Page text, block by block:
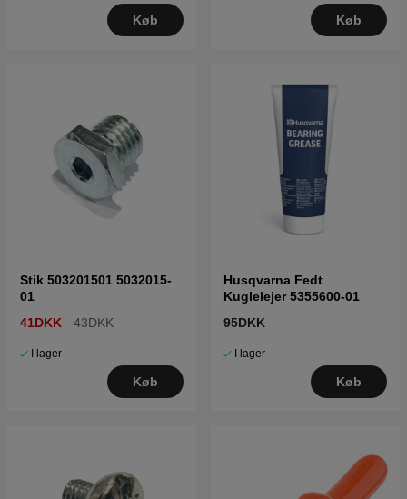
Køb Køb
Stik 503201501 5032015-
01
41DKK
43DKK
I lager
Køb
Husqvarna Fedt
Kuglelejer 5355600-01
95DKK
I lager
Køb